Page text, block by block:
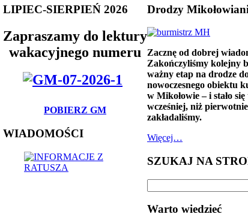
LIPIEC-SIERPIEŃ 2026
Zapraszamy do lektury
wakacyjnego numeru
POBIERZ GM
WIADOMOŚCI
Drodzy
Zacznę od dobrej
Zakończyliśmy kolejny
ważny etap na drodze
nowoczesnego obiektu
w Mikołowie – i stało się
wcześniej, niż pierwotnie
zakładaliśmy.
Więcej…
SZUKAJ NA
Warto wiedzieć